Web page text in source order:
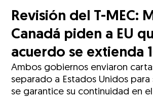
Revisión del T-MEC:
Canadá piden a EU
acuerdo se extienda
Ambos gobiernos enviaron
separado a Estados Unidos
se garantice su continuidad en el